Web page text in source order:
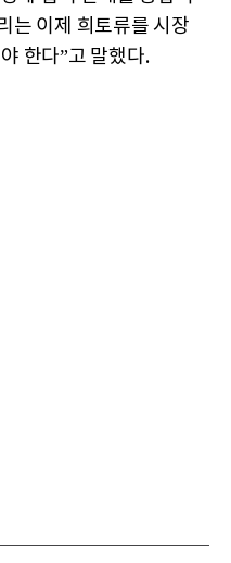
는 이제 희토류를 시장
한다”고 말했다.